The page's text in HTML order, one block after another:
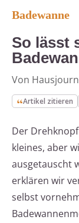
Badewanne
So lässt
Von
Artikel zitieren
Der
kleines, aber
ausgetauscht
erklären wir
selbst